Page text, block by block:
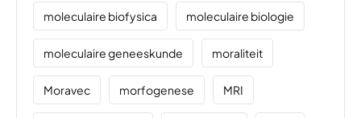
moleculaire biofysica moleculaire biologie
moleculaire geneeskunde moraliteit
Moravec morfogenese MRI